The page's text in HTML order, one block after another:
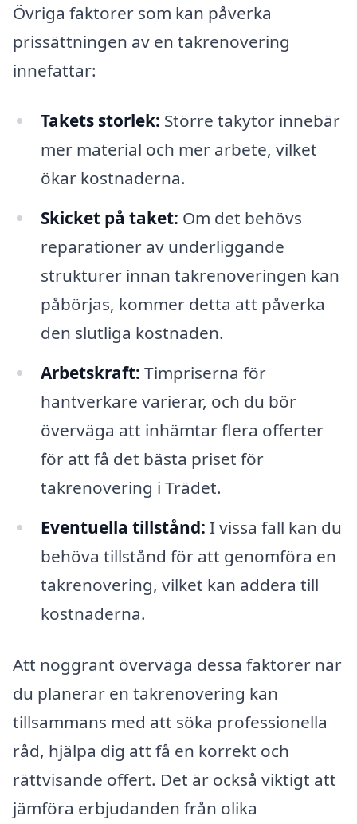
Övriga faktorer som kan påverka
prissättningen av en takrenovering
innefattar:
Takets storlek: Större takytor innebär
mer material och mer arbete, vilket
ökar kostnaderna.
Skicket på taket: Om det behövs
reparationer av underliggande
strukturer innan takrenoveringen kan
påbörjas, kommer detta att påverka
den slutliga kostnaden.
Arbetskraft: Timpriserna för
hantverkare varierar, och du bör
överväga att inhämtar flera offerter
för att få det bästa priset för
takrenovering i Trädet.
Eventuella tillstånd: I vissa fall kan du
behöva tillstånd för att genomföra en
takrenovering, vilket kan addera till
kostnaderna.
Att noggrant överväga dessa faktorer när
du planerar en takrenovering kan
tillsammans med att söka professionella
råd, hjälpa dig att få en korrekt och
rättvisande offert. Det är också viktigt att
jämföra erbjudanden från olika